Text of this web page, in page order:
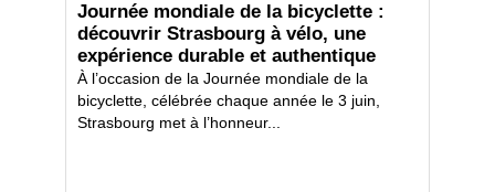
Journée mondiale de la bicyclette :
découvrir Strasbourg à vélo, une
expérience durable et authentique
À l’occasion de la Journée mondiale de la
bicyclette, célébrée chaque année le 3 juin,
Strasbourg met à l’honneur...